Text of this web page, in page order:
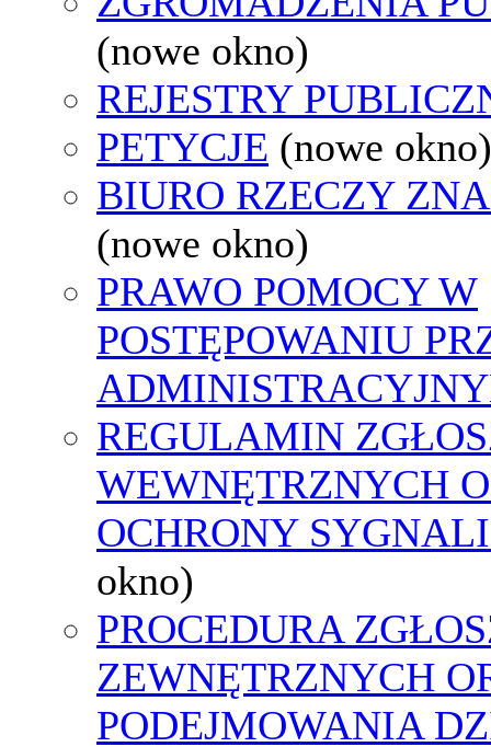
(nowe okno)
REJESTRY
PETYCJE (nowe okno)
BIURO RZECZY
(nowe okno)
PRAWO POMOCY W
POSTĘPOWANIU
REGULAMIN
WEWNĘTRZNYCH
OCHRONY
okno)
PROCEDURA
ZEWNĘTRZNYCH
PODEJMOWANIA